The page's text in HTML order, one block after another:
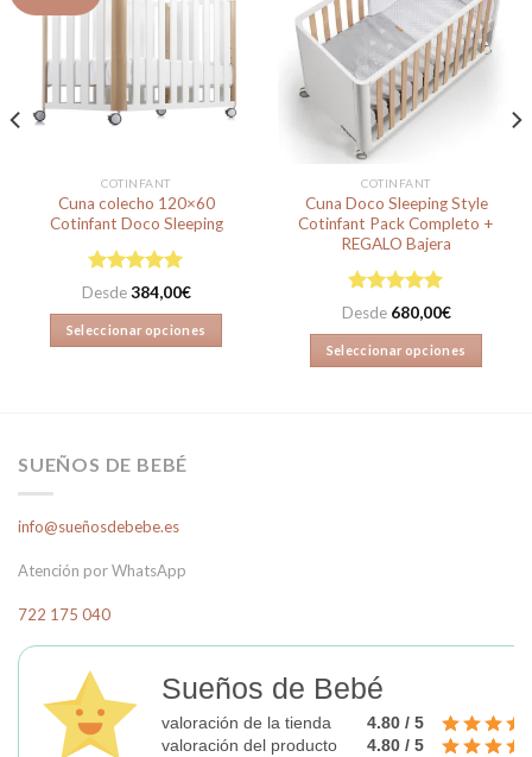
lista de
COTINFANT
Cuna colecho 120×60
Cotinfant Doco Sleeping
Valorado en
de 5
Desde384,00€
Seleccionar opciones
variantes.
se
elegir
producto
Añadir
a la
lista de
deseos
COTINFANT
Cuna Doco Sleeping Style
Cotinfant Pack Completo +
REGALO Bajera
Valorado en
de 5
Desde 680,00€
Seleccionar opciones
la
producto
SUEÑOS DE BEBÉ
info@sueñosdebebe.es
Atención por WhatsApp
722 175 040
Sueños de Bebé
valoración de la tienda
4.80 / 5
valoración del producto
4.80 / 5